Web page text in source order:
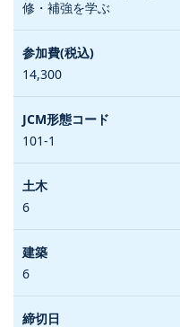
修・補強を学ぶ
14,300
101-1
6
6